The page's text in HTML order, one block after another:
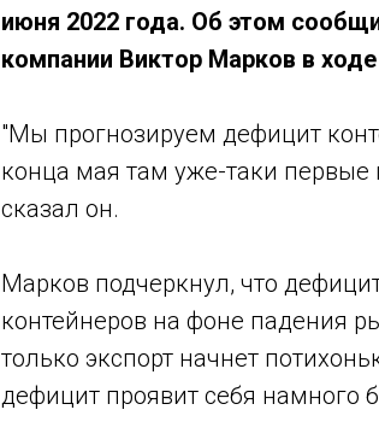
июня 2022 года. Об этом
компании Виктор Марков в
"Мы прогнозируем дефицит
конца мая там уже-таки первые
сказал он.
Марков подчеркнул, что
контейнеров на фоне падения
только экспорт начнет
дефицит проявит себя намного